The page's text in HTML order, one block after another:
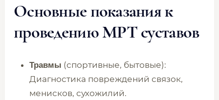
Основные показания к
проведению МРТ суставов
Травмы (спортивные, бытовые):
Диагностика повреждений связок,
менисков, сухожилий.